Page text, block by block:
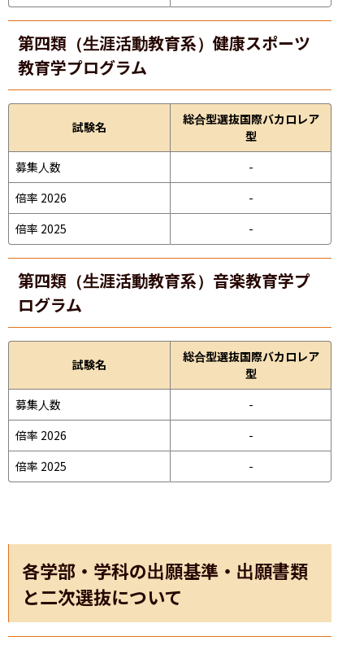
第四類（生涯活動教育系）健康スポーツ
教育学プログラム
試験名
総合型選抜国際バカロレア
型
募集人数
-
倍率 2026
-
倍率 2025
-
第四類（生涯活動教育系）音楽教育学プ
ログラム
試験名
総合型選抜国際バカロレア
型
募集人数
-
倍率 2026
-
倍率 2025
-
各学部・学科の出願基準・出願書類
と二次選抜について